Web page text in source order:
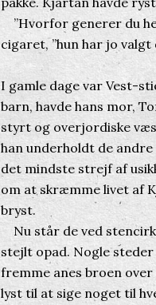
”Hvorfor generer du
cigaret, ”hun har jo valgt
I gamle dage var Vest-
barn, havde hans mor,
styrt og overjordiske
han underholdt de
det mindste strejf af
om at skræmme livet af
bryst.
Nu står de ved
stejlt opad. Nogle
fremme anes broen
lyst til at sige noget til